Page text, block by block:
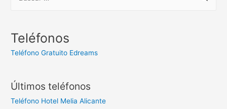
c
Teléfonos
Teléfono Gratuito Edreams
Últimos teléfonos
Teléfono Hotel Melia Alicante